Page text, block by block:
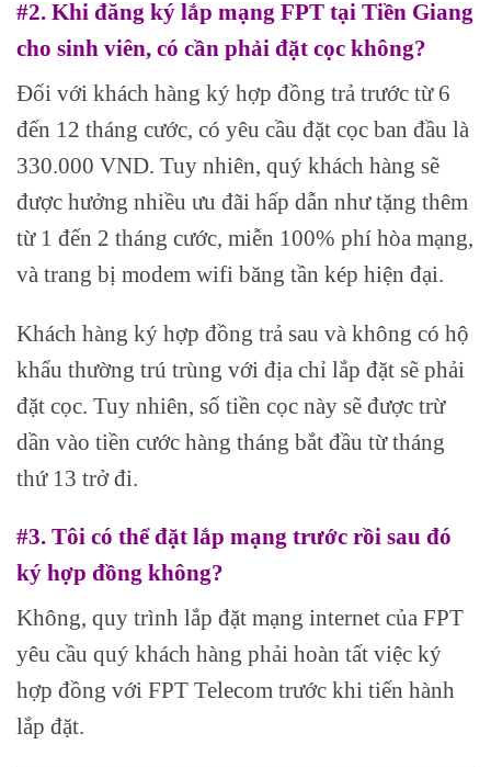
#2. Khi đăng ký lắp mạng FPT tại Tiền Giang
cho sinh viên, có cần phải đặt cọc không?
Đối với khách hàng ký hợp đồng trả trước từ 6
đến 12 tháng cước, có yêu cầu đặt cọc ban đầu là
330.000 VND. Tuy nhiên, quý khách hàng sẽ
được hưởng nhiều ưu đãi hấp dẫn như tặng thêm
từ 1 đến 2 tháng cước, miễn 100% phí hòa mạng,
và trang bị modem wifi băng tần kép hiện đại.
Khách hàng ký hợp đồng trả sau và không có hộ
khẩu thường trú trùng với địa chỉ lắp đặt sẽ phải
đặt cọc. Tuy nhiên, số tiền cọc này sẽ được trừ
dần vào tiền cước hàng tháng bắt đầu từ tháng
thứ 13 trở đi.
#3. Tôi có thể đặt lắp mạng trước rồi sau đó
ký hợp đồng không?
Không, quy trình lắp đặt mạng internet của FPT
yêu cầu quý khách hàng phải hoàn tất việc ký
hợp đồng với FPT Telecom trước khi tiến hành
lắp đặt.